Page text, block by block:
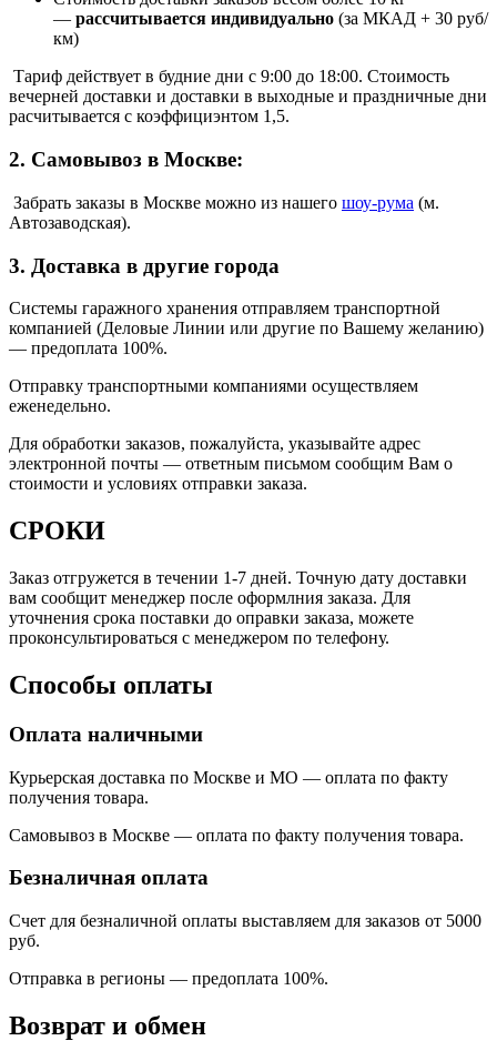
— рассчитывается индивидуально (за МКАД + 30 руб/
км)
Тариф действует в будние дни с 9:00 до 18:00. Стоимость
вечерней доставки и доставки в выходные и праздничные дни
расчитывается с коэффициэнтом 1,5.
2. Самовывоз в Москве:
Забрать заказы в Москве можно из нашего шоу-рума (м.
Автозаводская).
3. Доставка в другие города
Системы гаражного хранения отправляем транспортной
компанией (Деловые Линии или другие по Вашему желанию)
— предоплата 100%.
Отправку транспортными компаниями осуществляем
еженедельно.
Для обработки заказов, пожалуйста, указывайте адрес
электронной почты — ответным письмом сообщим Вам о
стоимости и условиях отправки заказа.
СРОКИ
Заказ отгружется в течении 1-7 дней. Точную дату доставки
вам сообщит менеджер после оформлния заказа. Для
уточнения срока поставки до оправки заказа, можете
проконсультироваться с менеджером по телефону.
Способы оплаты
Оплата наличными
Курьерская доставка по Москве и МО — оплата по факту
получения товара.
Самовывоз в Москве — оплата по факту получения товара.
Безналичная оплата
Счет для безналичной оплаты выставляем для заказов от 5000
руб.
Отправка в регионы — предоплата 100%.
Возврат и обмен